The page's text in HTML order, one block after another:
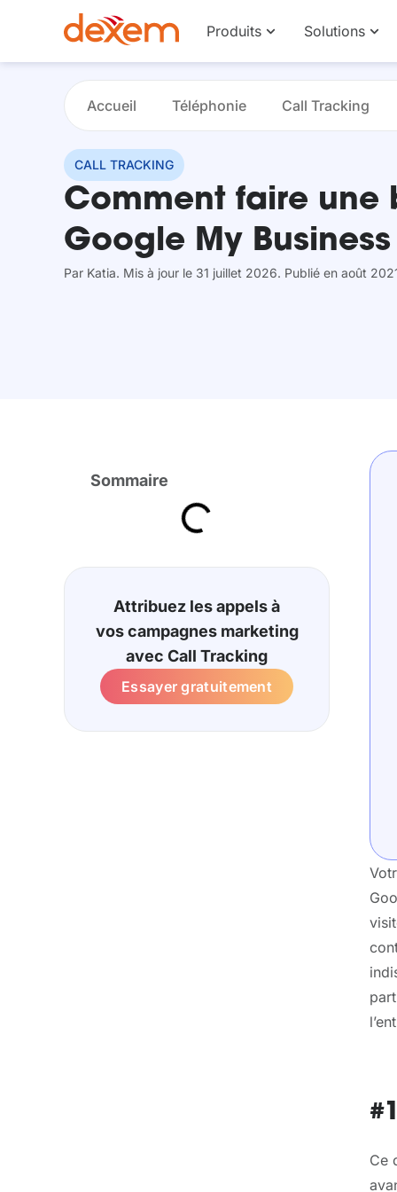
Produits Solutions
Accueil Téléphonie Call Tracking
CALL TRACKING
Comment faire une
Google My Business
Par Katia. Mis à jour le 31 juillet 2026. Publié en août
Sommaire
Attribuez les appels à
vos campagnes marketing
avec Call Tracking
Essayer gratuitement
Ce